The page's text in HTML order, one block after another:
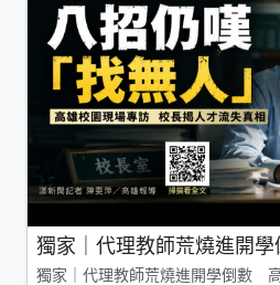
獨家｜代理教師荒燒進開
獨家｜代理教師荒燒進開學倒數